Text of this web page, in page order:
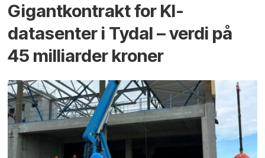
Gigantkontrakt for KI-
datasenter i Tydal – verdi på
45 milliarder kroner